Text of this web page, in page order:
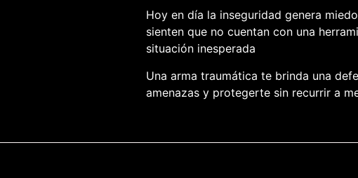
Hoy en día la inseguridad genera
sienten que no cuentan con una
situación inesperada
Una arma traumática te brinda una
amenazas y protegerte sin recurrir a